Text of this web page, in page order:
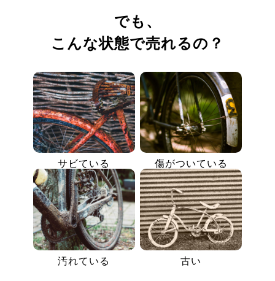
でも、
こんな状態で売れるの？
サビている 傷がついている
汚れている 古い